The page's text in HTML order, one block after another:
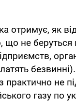
отримує, як
не беруться
практично не
газу по